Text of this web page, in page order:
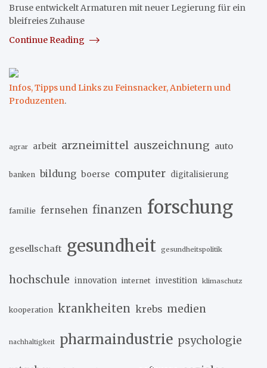
Bruse entwickelt Armaturen mit neuer Legierung für ein
bleifreies Zuhause
Continue Reading
Infos, Tipps und Links zu Feinsnacker, Anbietern und
Produzenten.
agrar arbeit arzneimittel auszeichnung auto
banken bildung boerse computer digitalisierung
familie fernsehen finanzen forschung
gesellschaft gesundheit gesundheitspolitik
hochschule innovation internet investition klimaschutz
kooperation krankheiten krebs medien
nachhaltigkeit pharmaindustrie psychologie